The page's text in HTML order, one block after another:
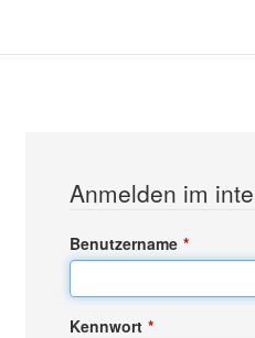
Anmelden im
Benutzername
Kennwort